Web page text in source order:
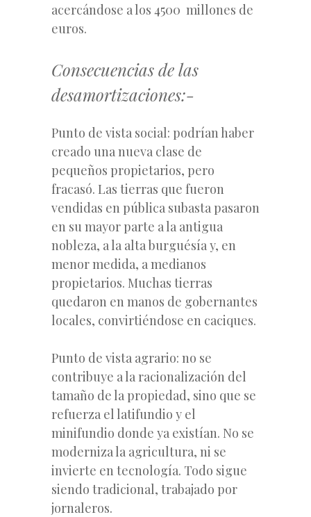
acercándose a los 4500 millones de
euros.
Consecuencias de las
desamortizaciones:-
Punto de vista social: podrían haber
creado una nueva clase de
pequeños propietarios, pero
fracasó. Las tierras que fueron
vendidas en pública subasta pasaron
en su mayor parte a la antigua
nobleza, a la alta burguésía y, en
menor medida, a medianos
propietarios. Muchas tierras
quedaron en manos de gobernantes
locales, convirtiéndose en caciques.
Punto de vista agrario: no se
contribuye a la racionalización del
tamaño de la propiedad, sino que se
refuerza el latifundio y el
minifundio donde ya existían. No se
moderniza la agricultura, ni se
invierte en tecnología. Todo sigue
siendo tradicional, trabajado por
jornaleros.